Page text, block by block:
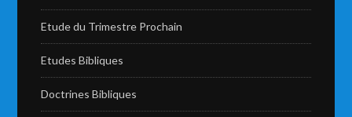
Etude du Trimestre Prochain
Etudes Bibliques
Doctrines Bibliques